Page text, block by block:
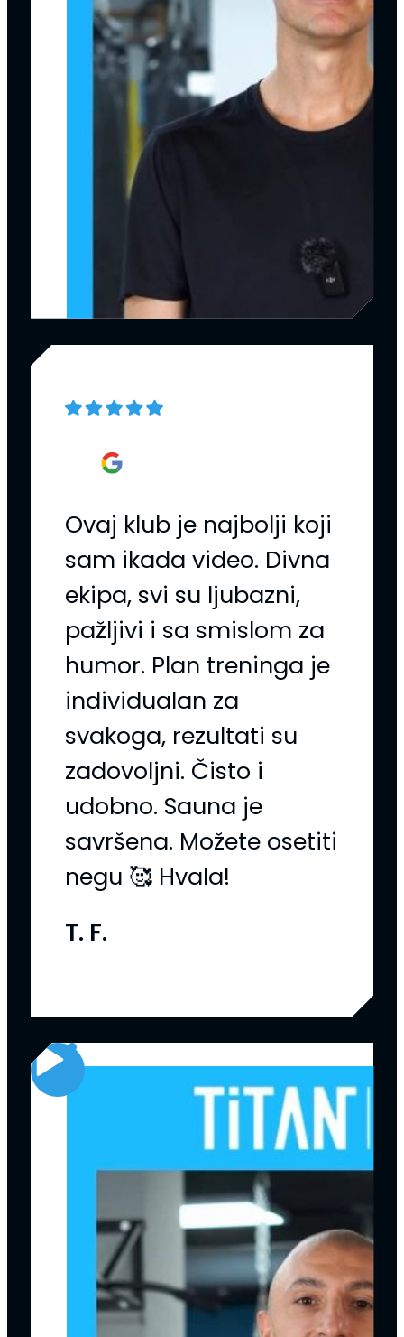
Ovaj klub je najbolji koji
sam ikada video. Divna
ekipa, svi su ljubazni,
pažljivi i sa smislom za
humor. Plan treninga je
individualan za
svakoga, rezultati su
zadovoljni. Čisto i
udobno. Sauna je
savršena. Možete osetiti
negu 🥰 Hvala!
T. F.